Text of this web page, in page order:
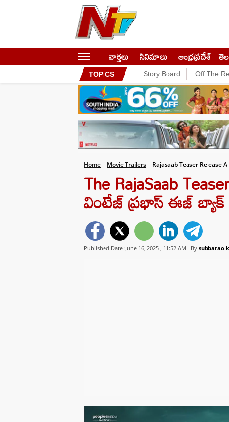
వార్తలు సినిమాలు ఆంధ్రప్రదేశ్
TOPICS Story Board Off The
Home Movie Trailers Rajasaab Teaser Release
The RajaSaab
వింటేజ్ ప్రభాస్ ఈజ్ బ్యాక్
Published Date :June 16, 2025 , 11:52 AM By subbarao